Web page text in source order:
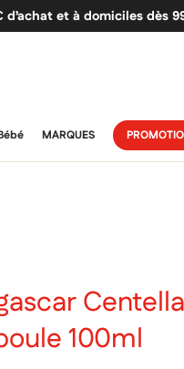
et à domiciles dès
MARQUES
100ml